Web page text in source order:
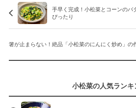
手早く完成！小松菜とコーンのバ
ぴったり
箸が止まらない！絶品「小松菜のにんにく炒め」の
小松菜の人気ランキ